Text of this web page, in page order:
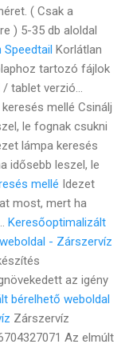
( Csak a
) 5-35 db aloldal
Speedtail Korlátlan
tartozó fájlok
tablet verzió...
mellé Csinálj
le fognak csukni
lámpa keresés
idősebb leszel, le
mellé Idezet
most, mert ha
Keresőoptimalizált
- Zárszervíz
az igény
bérelhető weboldal
Zárszervíz
Az elmúlt